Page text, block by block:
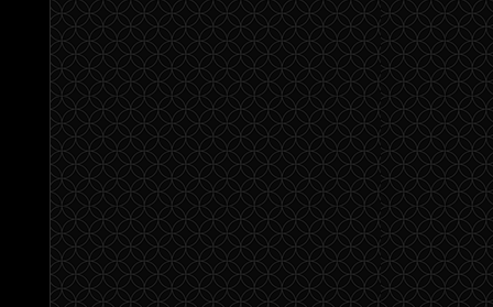
31 августа 2019
24 августа 2019
17 августа 2019